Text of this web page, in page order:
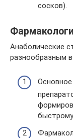
сосков).
Анаболические
разнообразным